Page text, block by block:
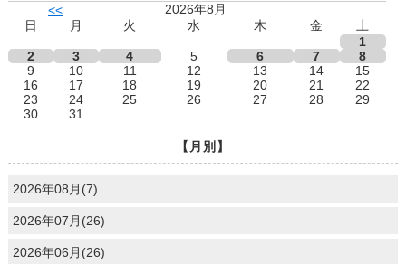
<<
2026年8月
日
月 火 水 木 金
土
1
2
3 4 5 6 7
8
9
10 11 12 13 14
15
16
17 18 19 20 21
22
23
24 25 26 27 28
29
30
31
【月別】
2026年08月(7)
2026年07月(26)
2026年06月(26)